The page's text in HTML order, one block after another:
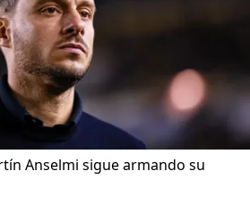
Anselmi sigue armando su